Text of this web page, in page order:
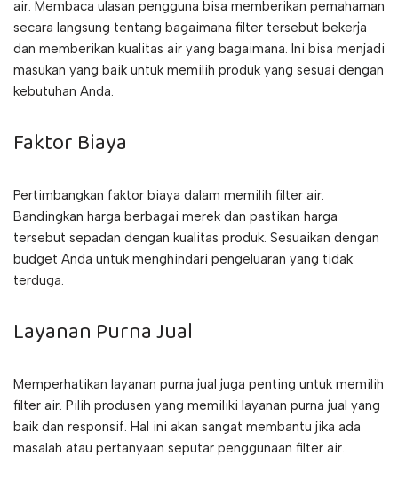
air. Membaca ulasan pengguna bisa memberikan pemahaman
secara langsung tentang bagaimana filter tersebut bekerja
dan memberikan kualitas air yang bagaimana. Ini bisa menjadi
masukan yang baik untuk memilih produk yang sesuai dengan
kebutuhan Anda.
Faktor Biaya
Pertimbangkan faktor biaya dalam memilih filter air.
Bandingkan harga berbagai merek dan pastikan harga
tersebut sepadan dengan kualitas produk. Sesuaikan dengan
budget Anda untuk menghindari pengeluaran yang tidak
terduga.
Layanan Purna Jual
Memperhatikan layanan purna jual juga penting untuk memilih
filter air. Pilih produsen yang memiliki layanan purna jual yang
baik dan responsif. Hal ini akan sangat membantu jika ada
masalah atau pertanyaan seputar penggunaan filter air.